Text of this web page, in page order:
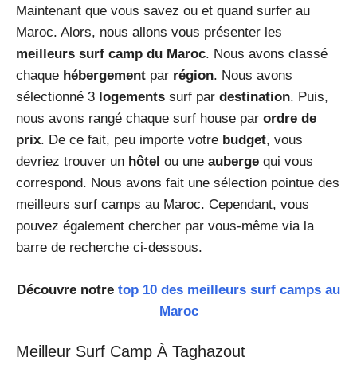
Maintenant que vous savez ou et quand surfer au
Maroc. Alors, nous allons vous présenter les
meilleurs surf camp du Maroc. Nous avons classé
chaque hébergement par région. Nous avons
sélectionné 3 logements surf par destination. Puis,
nous avons rangé chaque surf house par ordre de
prix. De ce fait, peu importe votre budget, vous
devriez trouver un hôtel ou une auberge qui vous
correspond. Nous avons fait une sélection pointue des
meilleurs surf camps au Maroc. Cependant, vous
pouvez également chercher par vous-même via la
barre de recherche ci-dessous.
Découvre notre top 10 des meilleurs surf camps au
Maroc
Meilleur Surf Camp À Taghazout